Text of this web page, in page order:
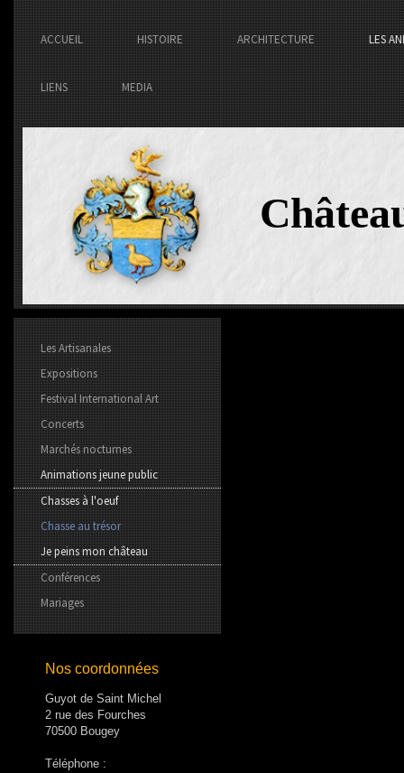
ACCUEIL HISTOIRE ARCHITECTURE LES
LIENS MEDIA
Les Artisanales
Expositions
Festival International Art
Concerts
Marchés nocturnes
Animations jeune public
Chasses à l'oeuf
Chasse au trésor
Je peins mon château
Conférences
Mariages
Nos coordonnées
Guyot de Saint Michel
2 rue des Fourches
70500 Bougey
Téléphone :